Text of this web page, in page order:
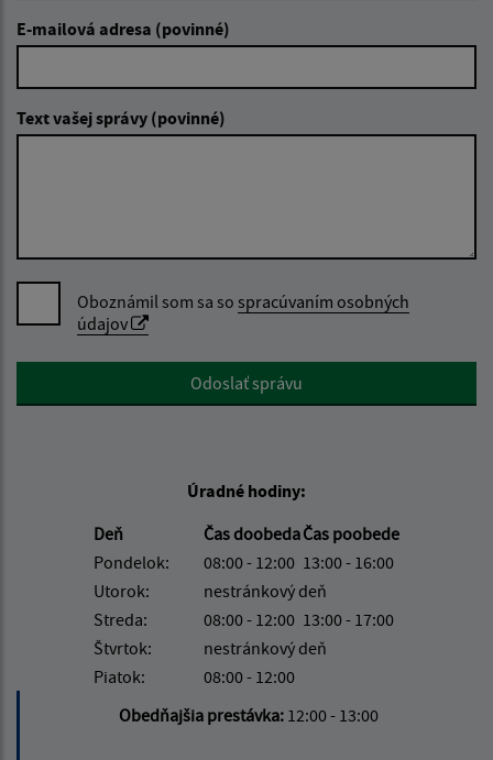
E-mailová adresa (povinné)
Text vašej správy (povinné)
Oboznámil som sa so spracúvaním osobných
údajov
Google reCaptcha ResponseOdoslať správu
Úradné hodiny:
Deň
Čas doobedaČas poobede
Pondelok:
08:00 - 12:00 13:00 - 16:00
Utorok:
nestránkový deň
Streda:
08:00 - 12:00 13:00 - 17:00
Štvrtok:
nestránkový deň
Piatok:
08:00 - 12:00
Obedňajšia prestávka: 12:00 - 13:00